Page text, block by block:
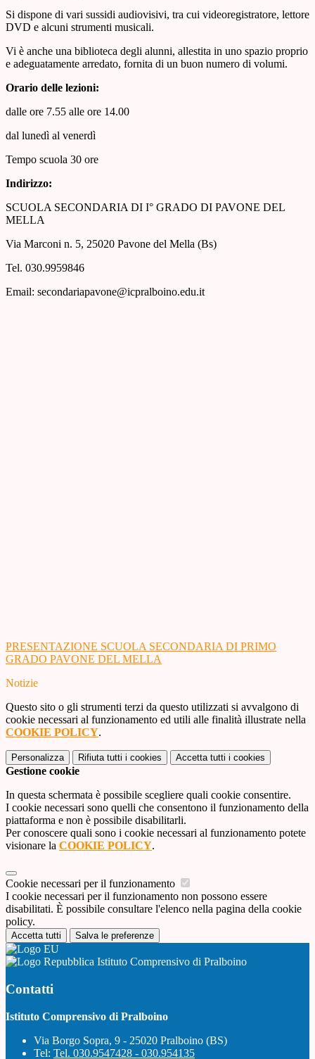
Si dispone di vari sussidi audiovisivi, tra cui videoregistratore, lettore
DVD e alcuni strumenti musicali.
Vi è anche una biblioteca degli alunni, allestita in uno spazio proprio
e adeguatamente arredato, fornita di un buon numero di volumi.
Orario delle lezioni:
dalle ore 7.55 alle ore 14.00
dal lunedì al venerdì
Tempo scuola 30 ore
Indirizzo:
SCUOLA SECONDARIA DI I° GRADO DI PAVONE DEL
MELLA
Via Marconi n. 5, 25020 Pavone del Mella (Bs)
Tel. 030.9959846
Email: secondariapavone@icpralboino.edu.it
PRESENTAZIONE SCUOLA SECONDARIA DI PRIMO
GRADO PAVONE DEL MELLA
Notizie
Questo sito o gli strumenti terzi da questo utilizzati si avvalgono di
cookie necessari al funzionamento ed utili alle finalità illustrate nella
COOKIE POLICY.
Personalizza Rifiuta tutti i cookies Accetta tutti i cookies
Gestione cookie
In questa schermata è possibile scegliere quali cookie consentire.
I cookie necessari sono quelli che consentono il funzionamento della
piattaforma e non è possibile disabilitarli.
Per conoscere quali sono i cookie necessari al funzionamento potete
visionare la COOKIE POLICY.
Cookie necessari per il funzionamento
I cookie necessari per il funzionamento non possono essere
disabilitati. È possibile consultare l'elenco nella pagina della cookie
policy.
Accetta tutti Salva le preferenze
Istituto Comprensivo di Pralboino
Contatti
Istituto Comprensivo di Pralboino
Via Borgo Sopra, 9 - 25020 Pralboino (BS)
Tel: Tel. 030.9547428 - 030.954135